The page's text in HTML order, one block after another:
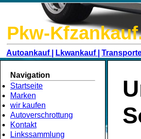
Pkw-
Autoankauf | Lkwankauf |
Navigation
Startseite
Marken
wir kaufen
Autoverschrottung
Kontakt
Linkssammlung